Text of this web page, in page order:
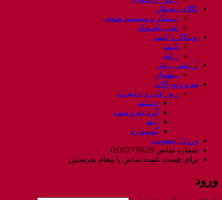
کالای دیجیتال
اسپیکر و سیستم صوتی
لپتاب استوک
پوشاک و کیف
کیف
زنانه
آرایشی برقی
سشوار
مد و زیورآلات
زیورآلات و بدلیجات
دستبند
گردنبند و ست
پابند
گوشواره
ورود / عضویت
شماره تماس 09302776629
برای قیمت عمده تماس یا پیغام بفرستین
ورود